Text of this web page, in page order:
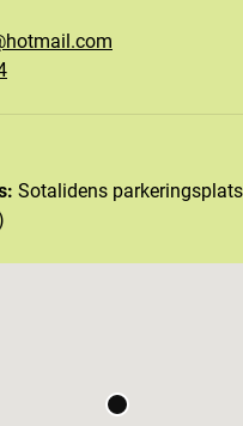
Sotalidens